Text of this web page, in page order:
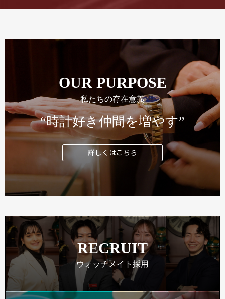
OUR PURPOSE
私たちの存在意義
“時計好き仲間を増やす”
詳しくはこちら
RECRUIT
ウォッチメイト採用